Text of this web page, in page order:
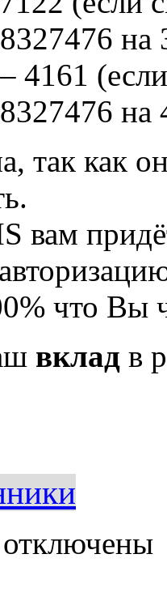
на
4161
на
так как
вам
что Вы
вклад в